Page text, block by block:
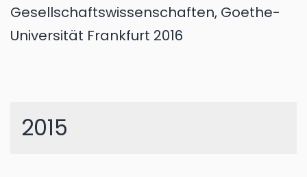
Gesellschaftswissenschaften, Goethe-
Universität Frankfurt 2016
2015